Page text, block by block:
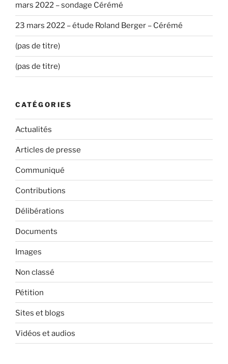
mars 2022 – sondage Cérémé
23 mars 2022 – étude Roland Berger – Cérémé
(pas de titre)
(pas de titre)
CATÉGORIES
Actualités
Articles de presse
Communiqué
Contributions
Délibérations
Documents
Images
Non classé
Pétition
Sites et blogs
Vidéos et audios